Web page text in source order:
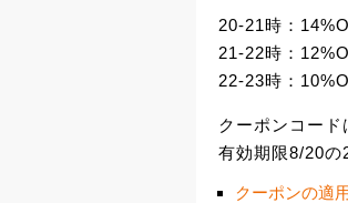
20-21時：
21-22時：
22-23時：
クーポンコード
有効期限8/20の
クーポンの適